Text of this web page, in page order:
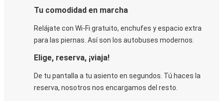
Tu comodidad en marcha
Relájate con Wi-Fi gratuito, enchufes y espacio extra
para las piernas. Así son los autobuses modernos.
Elige, reserva, ¡viaja!
De tu pantalla a tu asiento en segundos. Tú haces la
reserva, nosotros nos encargamos del resto.